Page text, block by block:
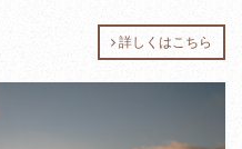
詳しくはこちら